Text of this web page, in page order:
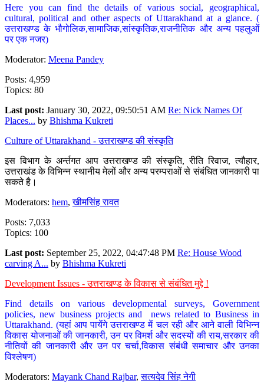
Here you can find the details of various social, geographical,
cultural, political and other aspects of Uttarakhand at a glance. (
उत्तराखण्ड के भौगोलिक,सामाजिक,सांस्कृतिक,राजनीतिक और अन्य पहलुओं
पर एक नजर)
Moderator: Meena Pandey
Posts: 4,959
Topics: 80
Last post: January 30, 2022, 09:50:51 AM Re: Nick Names Of
Places... by Bhishma Kukreti
Culture of Uttarakhand - उत्तराखण्ड की संस्कृति
इस विभाग के अर्न्तगत आप उत्तराखण्ड की संस्कृति, रीति रिवाज, त्यौहार,
उत्तराखंड के विभिन्न स्थानीय मेलों और अन्य परम्पराओं से संबंधित जानकारी पा
सकते है।
Moderators: hem,खीमसिंह रावत
Posts: 7,033
Topics: 100
Last post: September 25, 2022, 04:47:48 PM Re: House Wood
carving A... by Bhishma Kukreti
Development Issues - उत्तराखण्ड के विकास से संबंधित मुद्दे !
Find details on various developmental surveys, Government
policies, new business projects and news related to Business in
Uttarakhand. (यहां आप पायेंगे उत्तराखण्ड में चल रही और आने वाली विभिन्न
विकास योजनाओं की जानकारी, उन पर विमर्श और सदस्यों की राय,सरकार की
नीतियों की जानकारी और उन पर चर्चा,विकास संबंधी समाचार और उनका
विश्लेषण)
Moderators: Mayank Chand Rajbar,सत्यदेव सिंह नेगी